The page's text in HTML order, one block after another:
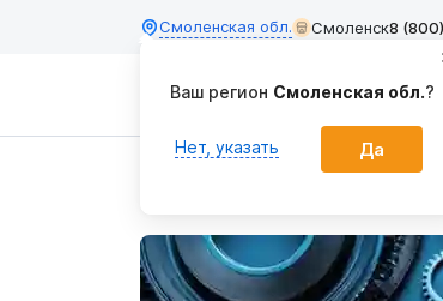
Смоленская обл. Смоленск8
Каталог
Ваш регион Смоленская обл.?
Нет, указать Да